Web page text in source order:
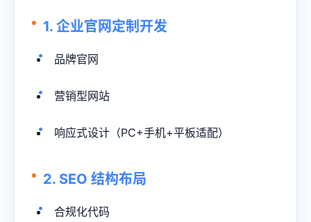
1. 企业官网定制开发
品牌官网
营销型网站
响应式设计（PC+手机+平板适配）
2. SEO 结构布局
合规化代码